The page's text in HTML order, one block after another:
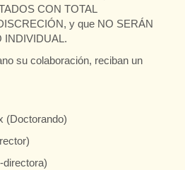
CON TOTAL
y que NO SERÁN
INDIVIDUAL.
su colaboración, reciban un
(Doctorando)
directora)